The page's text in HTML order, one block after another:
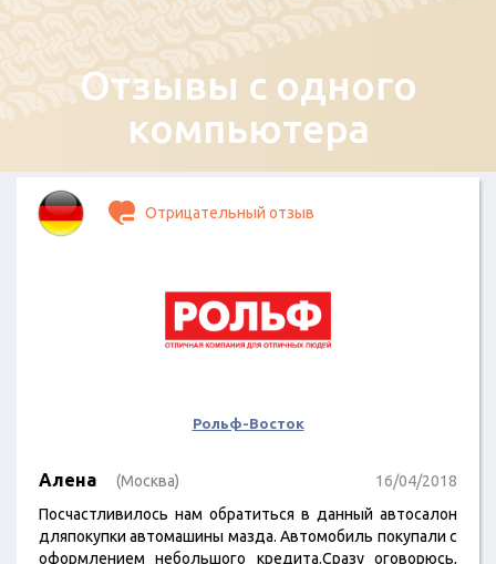
Отзывы с одного
компьютера
Отрицательный отзыв
Рольф-Восток
Алена (Москва)
16/04/2018
Посчастливилось нам обратиться в данный автосалон
дляпокупки автомашины мазда. Автомобиль покупали с
оформлением небольшого кредита.Сразу оговорюсь,